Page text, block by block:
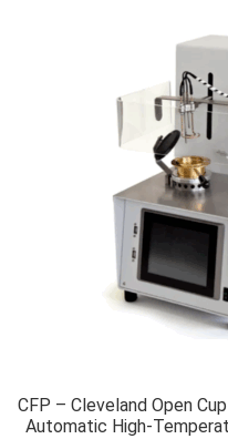
CFP – Cleveland Open
Automatic High-